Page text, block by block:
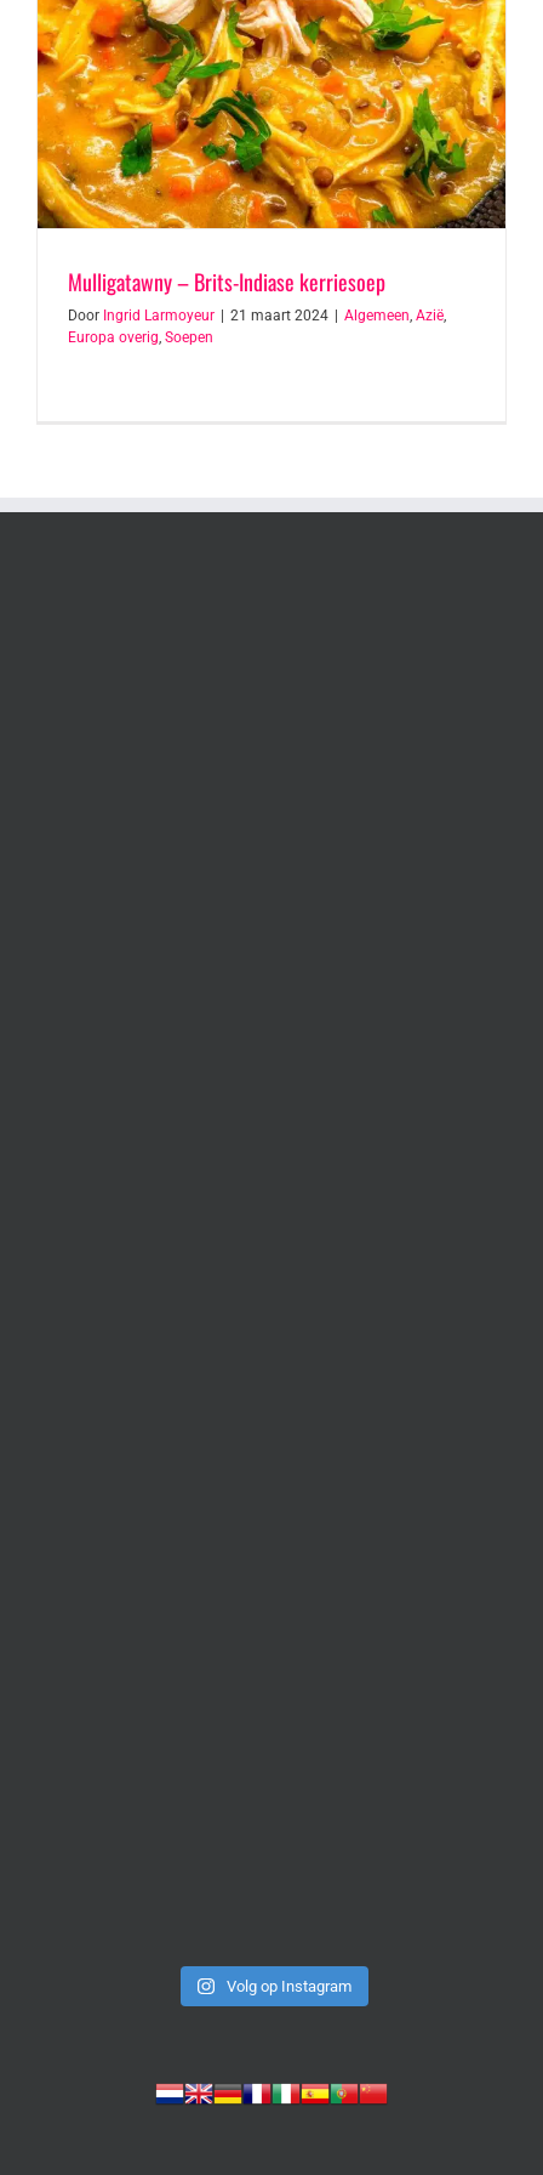
Mulligatawny – Brits-Indiase kerriesoep
Door Ingrid Larmoyeur 21 maart 2024 Algemeen, Azië,
Europa overig, Soepen
Volg op Instagram